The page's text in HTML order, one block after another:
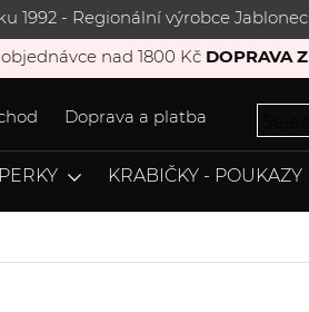
1992 - Regionální výrobce
nad 1800 Kč DOPRAVA
Doprava a platba
KRABIČKY - POUKAZY